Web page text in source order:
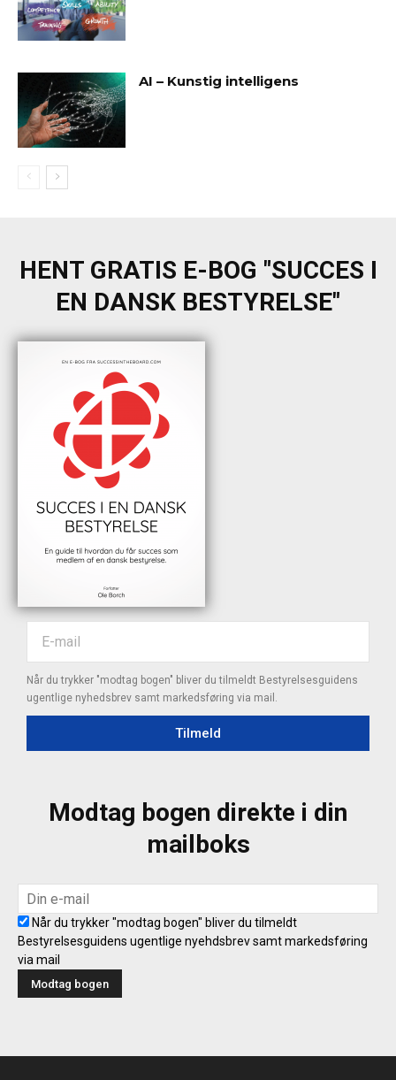
AI – Kunstig intelligens
HENT GRATIS E-BOG "SUCCES I
EN DANSK BESTYRELSE"
Når du trykker "modtag bogen" bliver du tilmeldt Bestyrelsesguidens
ugentlige nyhedsbrev samt markedsføring via mail.
Tilmeld
Modtag bogen direkte i din
mailboks
Når du trykker "modtag bogen" bliver du tilmeldt
Bestyrelsesguidens ugentlige nyehdsbrev samt markedsføring
via mail